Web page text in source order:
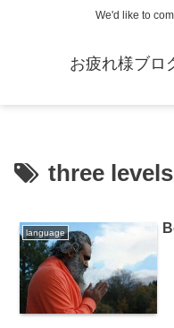
We'd like to
お疲れ様ブロ
three levels
language